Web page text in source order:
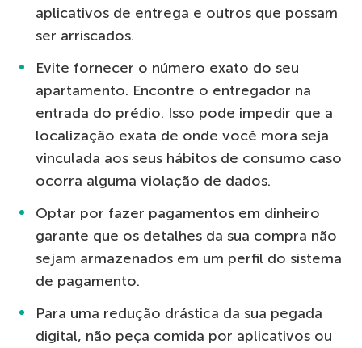
aplicativos de entrega e outros que possam
ser arriscados.
Evite fornecer o número exato do seu
apartamento. Encontre o entregador na
entrada do prédio. Isso pode impedir que a
localização exata de onde você mora seja
vinculada aos seus hábitos de consumo caso
ocorra alguma violação de dados.
Optar por fazer pagamentos em dinheiro
garante que os detalhes da sua compra não
sejam armazenados em um perfil do sistema
de pagamento.
Para uma redução drástica da sua pegada
digital, não peça comida por aplicativos ou